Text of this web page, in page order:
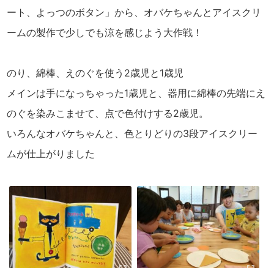
ート、よっつのボタン」から、オバケちゃんとアイスクリ
ームの製作で少しでも涼を感じよう大作戦！
のり、綿棒、えのぐを使う2歳児と1歳児
メインは手になっちゃった1歳児と、器用に綿棒の先端にえ
のぐを染みこませて、点で色付けする2歳児。
いろんなオバケちゃんと、色とりどりの3段アイスクリー
ムが仕上がりました